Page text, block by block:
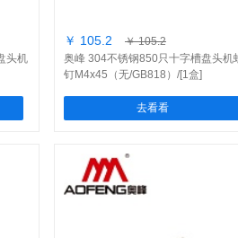
头机
￥ 105.2
￥ 105.2
奥峰 304不锈钢850只十字槽盘头机
钉M4x45（无/GB818）/[1盒]
去看看